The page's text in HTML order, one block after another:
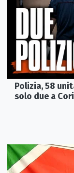
Polizia, 58
solo due a